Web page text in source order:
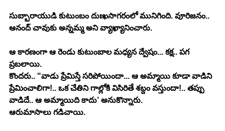
సుబ్బారాయుడి కుటుంబం దుఃఖసాగరంలో మునిగింది. వూరిజనం..
ఆనంద్ చావుకు అన్నమ్మ అని వ్యాఖ్యానించారు.
ఆ కారణంగా ఆ రెండు కుటుంబాల మధ్యన ద్వేషం... కక్ష.. పగ
ప్రబలాయి.
కొందరు.. "వాడు ప్రేమిస్తే సరిపోయిందా... ఆ అమ్మాయి కూడా వాడిని
ప్రేమించాలిగా!.. ఒక చేతిని గాల్లోకి విసిరితే శబ్దం వస్తుందా!.. తప్పు
వాడిదే.. ఆ అమ్మాయిది కాదు’ అనుకొన్నారు.
ఆరుమాసాలు గడిచాయి.